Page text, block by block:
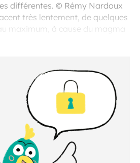
différentes. © Rémy Nardoux
très lentement, de quelques
maximum, à cause du magma